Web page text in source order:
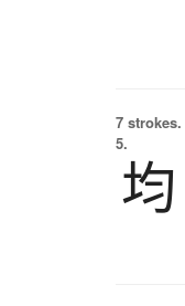
7 strokes.
5.
均